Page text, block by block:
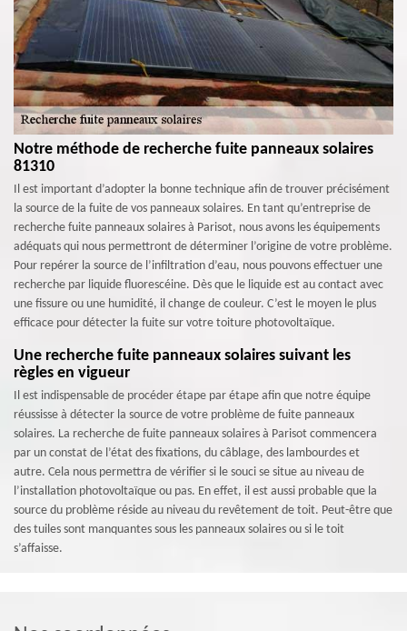
Notre méthode de recherche fuite panneaux solaires
81310
Il est important d’adopter la bonne technique afin de trouver précisément
la source de la fuite de vos panneaux solaires. En tant qu’entreprise de
recherche fuite panneaux solaires à Parisot, nous avons les équipements
adéquats qui nous permettront de déterminer l’origine de votre problème.
Pour repérer la source de l’infiltration d’eau, nous pouvons effectuer une
recherche par liquide fluorescéine. Dès que le liquide est au contact avec
une fissure ou une humidité, il change de couleur. C’est le moyen le plus
efficace pour détecter la fuite sur votre toiture photovoltaïque.
Une recherche fuite panneaux solaires suivant les
règles en vigueur
Il est indispensable de procéder étape par étape afin que notre équipe
réussisse à détecter la source de votre problème de fuite panneaux
solaires. La recherche de fuite panneaux solaires à Parisot commencera
par un constat de l’état des fixations, du câblage, des lambourdes et
autre. Cela nous permettra de vérifier si le souci se situe au niveau de
l’installation photovoltaïque ou pas. En effet, il est aussi probable que la
source du problème réside au niveau du revêtement de toit. Peut-être que
des tuiles sont manquantes sous les panneaux solaires ou si le toit
s’affaisse.